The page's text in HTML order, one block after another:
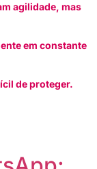
agilidade, mas
em constante
de proteger.